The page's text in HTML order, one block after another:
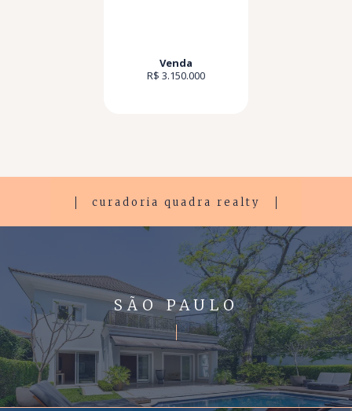
Venda
R$ 3.150.000
curadoria quadra realty
SÃO PAULO